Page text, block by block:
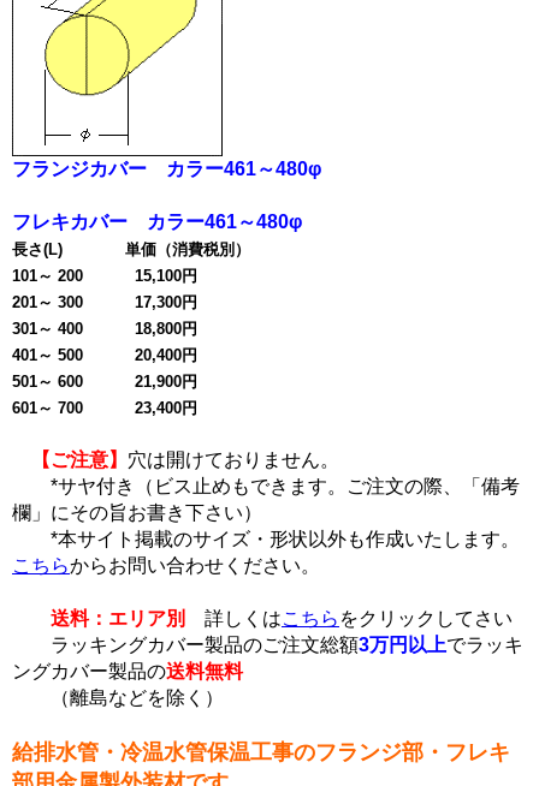
フランジカバー カラー461～480φ
フレキカバー カラー461～480φ
長さ(L) 単価（消費税別）
101～ 200 15,100円
201～ 300 17,300円
301～ 400 18,800円
401～ 500 20,400円
501～ 600 21,900円
601～ 700 23,400円
【ご注意】 穴は開けておりません。
*サヤ付き（ビス止めもできます。ご注文の際、「備考
欄」にその旨お書き下さい）
*本サイト掲載のサイズ・形状以外も作成いたします。
こちらからお問い合わせください。
送料：エリア別 詳しくはこちら をクリックしてさい
ラッキングカバー製品のご注文総額3万円以上でラッキ
ングカバー製品の送料無料
（離島などを除く）
給排水管・冷温水管保温工事のフランジ部・フレキ